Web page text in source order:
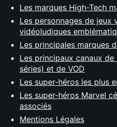
Les marques High-Tech
Les personnages de jeux
vidéoludiques
Les principales marques
Les principaux canaux
séries) et de VOD
Les super-héros les plus
Les super-héros Marvel
associés
Mentions Légales